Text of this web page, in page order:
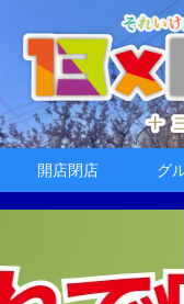
開店閉店 グ